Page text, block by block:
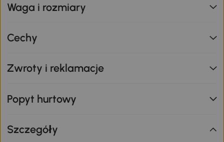
Waga i rozmiary
Cechy
Zwroty i reklamacje
Popyt hurtowy
Szczegóły